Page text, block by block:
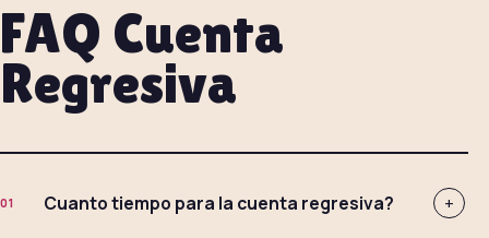
FAQ Cuenta
Regresiva
01 Cuanto tiempo para la cuenta regresiva? +